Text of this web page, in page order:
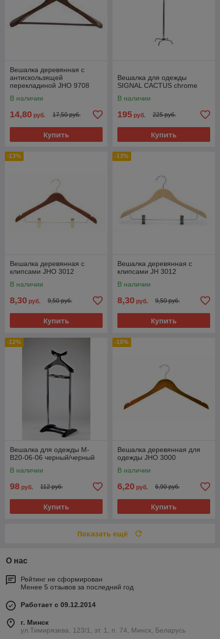
Вешалка деревянная с
антискользящей
перекладиной JHО 9708
В наличии
14,80 руб. 17,50 руб.
Купить
Вешалка для одежды
SIGNAL СACTUS chrome
В наличии
195 руб. 225 руб.
Купить
-13%
Вешалка деревянная с
клипсами JHО 3012
В наличии
8,30 руб. 9,50 руб.
Купить
-13%
Вешалка деревянная с
клипсами JH 3012
В наличии
8,30 руб. 9,50 руб.
Купить
-12%
Вешалка для одежды М-
B20-06-06 черный/черный
В наличии
98 руб. 112 руб.
Купить
-10%
Вешалка деревянная для
одежды JHО 3000
В наличии
6,20 руб. 6,90 руб.
Купить
Показать ещё
О нас
Рейтинг не сформирован
Менее 5 отзывов за последний год
Работает с 09.12.2014
г. Минск
ул.Тимирязева, 123/1, эт. 1, п. 74, Минск, Беларусь